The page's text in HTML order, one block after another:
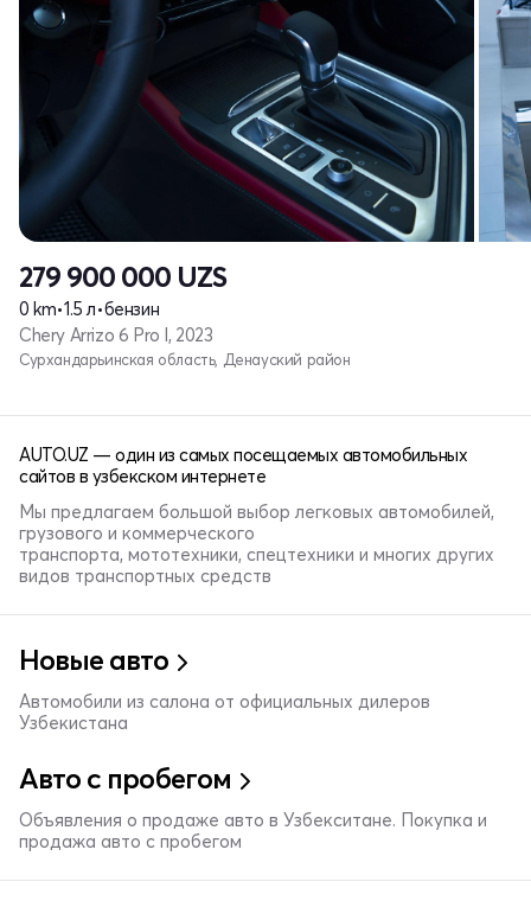
279 900 000 UZS
0 km•1.5 л•бензин
Chery Arrizo 6 Pro I, 2023
Сурхандарьинская область, Денауский район
AUTO.UZ — один из самых посещаемых автомобильных
сайтов в узбекском интернете
Мы предлагаем большой выбор легковых автомобилей,
грузового и коммерческого
транспорта, мототехники, спецтехники и многих других
видов транспортных средств
Новые авто
Автомобили из салона от официальных дилеров
Узбекистана
Авто с пробегом
Объявления о продаже авто в Узбекситане. Покупка и
продажа авто с пробегом